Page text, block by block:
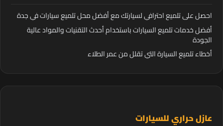
احصل على تلميع احترافي لسيارتك مع أفضل محل تلميع سيارات في جدة
أفضل خدمات تلميع السيارات باستخدام أحدث التقنيات والمواد عالية
الجودة
أخطاء تلميع السيارة التي تقلل من عمر الطلاء
عازل حراري للسيارات